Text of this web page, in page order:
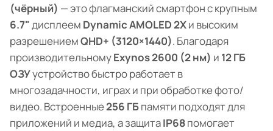
(чёрный) — это флагманский смартфон с крупным
6.7"дисплеем Dynamic AMOLED 2Xи высоким
разрешениемQHD+ (3120×1440). Благодаря
производительномуExynos 2600 (2 нм) и 12 ГБ
ОЗУустройство быстро работает в
многозадачности, играх и при обработке фото/
видео. Встроенные256 ГБпамяти подходят для
приложений и медиа, а защитаIP68помогает